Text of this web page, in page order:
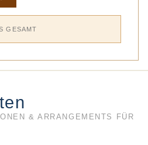
GESAMT
& ARRANGEMENTS FÜR